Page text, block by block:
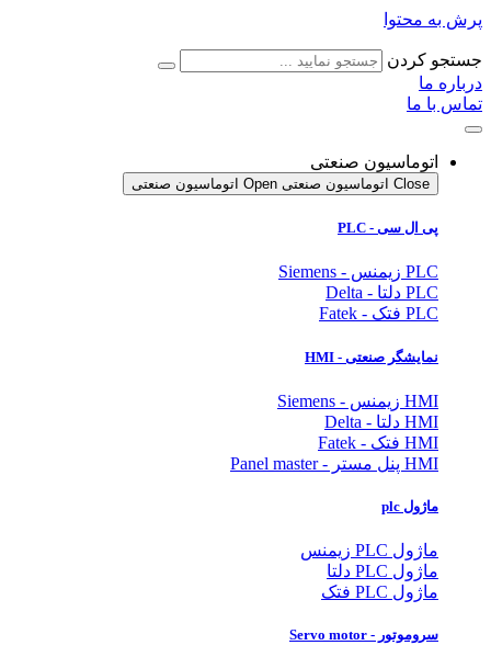
پرش به محتوا
جستجو کردن
درباره ما
تماس با ما
اتوماسیون صنعتی
Close اتوماسیون صنعتی Open اتوماسیون صنعتی
پی ال سی - PLC
PLC زیمنس - Siemens
PLC دلتا - Delta
PLC فتک - Fatek
نمایشگر صنعتی - HMI
HMI زیمنس - Siemens
HMI دلتا - Delta
HMI فتک - Fatek
HMI پنل مستر - Panel master
ماژول plc
ماژول PLC زیمنس
ماژول PLC دلتا
ماژول PLC فتک
سروموتور - Servo motor